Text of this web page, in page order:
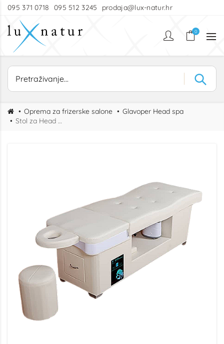
095 371 0718 095 512 3245 prodaja@lux-natur.hr
0
Oprema za frizerske salone
Glavoper Head spa
Stol za Head Spa Mesina – profesionalni stol za masažu glave i pranje kose